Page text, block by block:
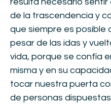
de la trascendencia y
que siempre es posible
pesar de las idas y
vida, porque se confía
misma y en su
tocar nuestra puerta
de personas dispuestas